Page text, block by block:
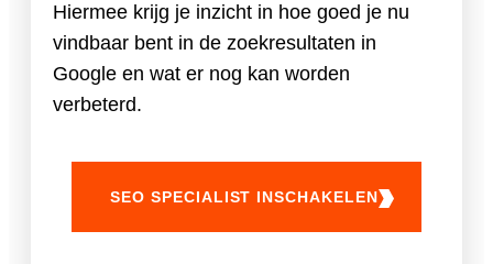
Hiermee krijg je inzicht in hoe goed je nu
vindbaar bent in de zoekresultaten in
Google en wat er nog kan worden
verbeterd.
SEO SPECIALIST INSCHAKELEN